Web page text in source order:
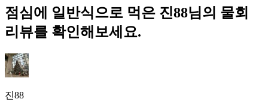
점심에 일반식으로 먹은 진88님의 물회
리뷰를 확인해보세요.
진88